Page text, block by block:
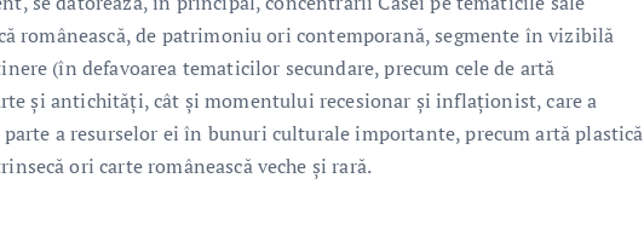
românească, de patrimoniu ori contemporană, segmente în vizibilă
(în defavoarea tematicilor secundare, precum cele de artă
și antichități, cât și momentului recesionar și inflaționist, care a
a resurselor ei în bunuri culturale importante, precum artă plastică
ori carte românească veche și rară.